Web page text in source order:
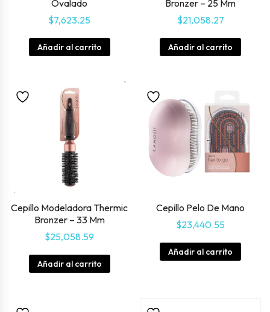
Ovalado
$7,623.25
Añadir al carrito
Bronzer – 25 Mm
$21,058.27
Añadir al carrito
Cepillo Modeladora Thermic
Bronzer – 33 Mm
$25,058.59
Añadir al carrito
Cepillo Pelo De Mano
$23,440.55
Añadir al carrito